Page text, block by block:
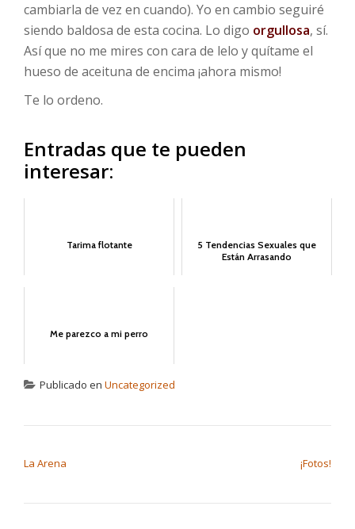
cambiarla de vez en cuando). Yo en cambio seguiré
siendo baldosa de esta cocina. Lo digo orgullosa, sí.
Así que no me mires con cara de lelo y quítame el
hueso de aceituna de encima ¡ahora mismo!
Te lo ordeno.
Entradas que te pueden
interesar:
Tarima flotante
5 Tendencias Sexuales que
Están Arrasando
Me parezco a mi perro
Publicado en Uncategorized
La Arena ¡Fotos!